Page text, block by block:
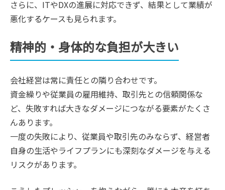
さらに、ITやDXの進展に対応できず、結果として業績が
悪化するケースも見られます。
精神的・身体的な負担が大きい
会社経営は常に責任との隣り合わせです。
資金繰りや従業員の雇用維持、取引先との信頼関係な
ど、失敗すれば大きなダメージにつながる要素がたくさ
んあります。
一度の失敗により、従業員や取引先のみならず、経営者
自身の生活やライフプランにも深刻なダメージを与える
リスクがあります。